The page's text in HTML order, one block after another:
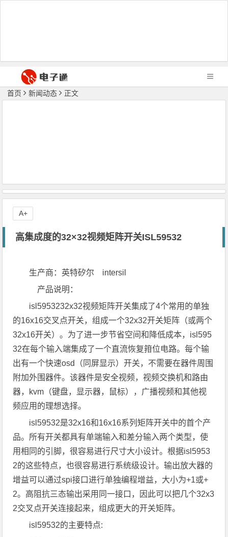
首页 新闻动态 正文
高集成度的32×32视频矩阵开关ISL59532
生产商：英特矽尔 intersil
产品说明：
isl5953232x32视频矩阵开关集成了4个常用的单独
的16x16交叉点开关，组成一个32x32开关矩阵（或两个
32x16开关）。为了进一步节省空间和降低成本，isl595
32在每个输入端集成了一个直流恢复箝位电路。每个输
出有一个快速osd（同屏显示）开关，不需要在器件周围
附加外围器件。该器件是安全视频，视频交换机和路由
器，kvm（键盘，显示器，鼠标），广播视频和其他视
频应用的理想选择。
isl59532是32x16和16x16系列矩阵开关中的首个产
品。所有开关都具有单端输入和差分输入两个类型，使
用相同的引脚，很容易进行尺寸大小设计。根据isl5953
2的这些特点，也很容易进行系统级设计。输出放大器的
增益可以通过spi接口进行单独编程增益，大小为+1或+
2。高阻抗三态输出采用同一接口，因此可以把几个32x3
2交叉点开关连接起来，组成更大的开关矩阵。
isl59532的主要特点:
A+